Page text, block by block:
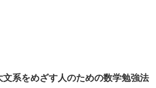
文系をめざす人のための数学勉強